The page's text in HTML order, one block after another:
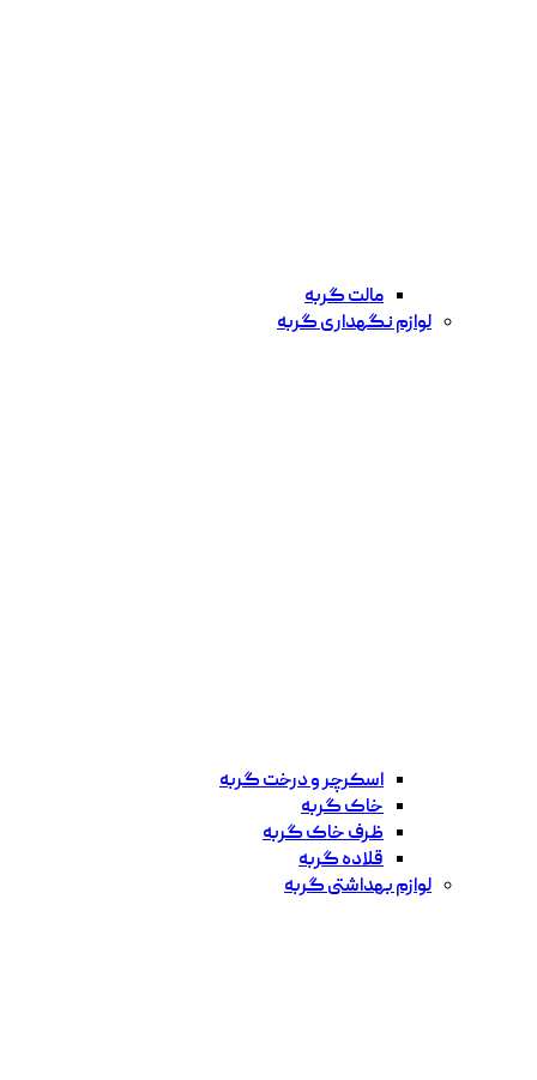
مالت گربه
لوازم نگهداری گربه
اسکرچر و درخت گربه
خاک گربه
ظرف خاک گربه
قلاده گربه
لوازم بهداشتی گربه